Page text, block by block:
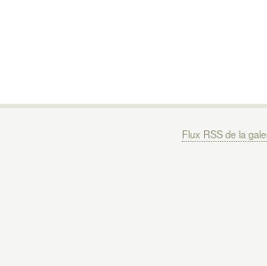
Flux RSS de la